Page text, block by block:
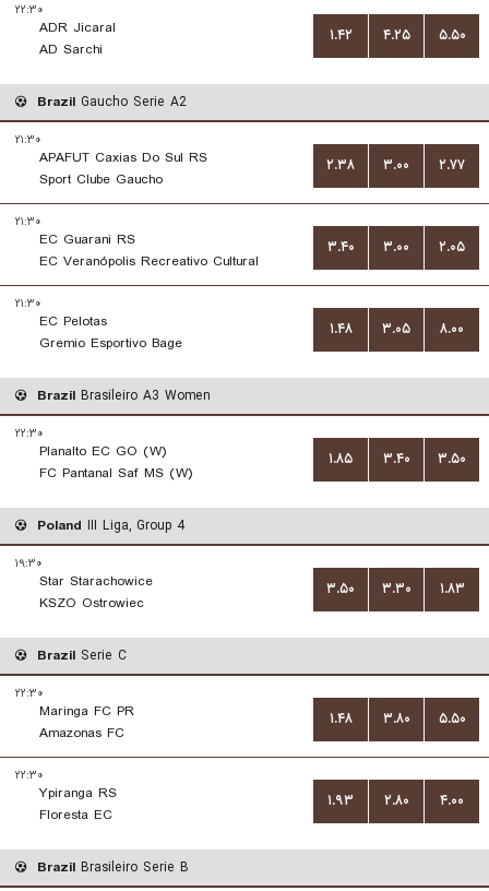
۲۲:۳۰
ADR Jicaral
AD Sarchi
۱.۴۲ ۴.۲۵ ۵.۵۰
Brazil Gaucho Serie A2
۲۱:۳۰
APAFUT Caxias Do Sul RS
Sport Clube Gaucho
۲.۳۸ ۳.۰۰ ۲.۷۷
۲۱:۳۰
EC Guarani RS
EC Veranópolis Recreativo Cultural
۳.۴۰ ۳.۰۰ ۲.۰۵
۲۱:۳۰
EC Pelotas
Gremio Esportivo Bage
۱.۴۸ ۳.۰۵ ۸.۰۰
Brazil Brasileiro A3 Women
۲۲:۳۰
Planalto EC GO (W)
FC Pantanal Saf MS (W)
۱.۸۵ ۳.۴۰ ۳.۵۰
Poland III Liga, Group 4
۱۹:۳۰
Star Starachowice
KSZO Ostrowiec
۳.۵۰ ۳.۳۰ ۱.۸۳
Brazil Serie C
۲۲:۳۰
Maringa FC PR
Amazonas FC
۱.۴۸ ۳.۸۰ ۵.۵۰
۲۲:۳۰
Ypiranga RS
Floresta EC
۱.۹۳ ۲.۸۰ ۴.۰۰
Brazil Brasileiro Serie B